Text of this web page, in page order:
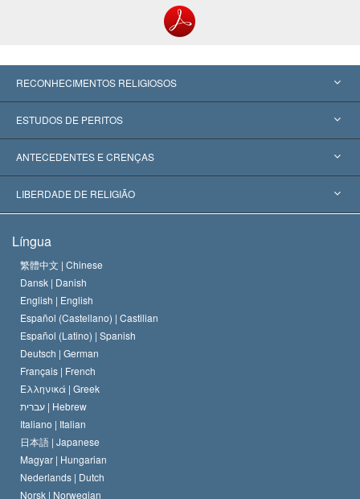
RECONHECIMENTOS RELIGIOSOS
Estados Unidos
Reconhecimentos Mundiais
Decisões Históricas
ESTUDOS DE PERITOS
Apreciações por Categoria
Os Peritos Mais Proeminentes do Mundo
ANTECEDENTES E CRENÇAS
L. Ron Hubbard
O Credo da Igreja de Scientology
O Código de Um Scientologist
David Miscavige
LIBERDADE DE RELIGIÃO
Normas Internacionais de Direitos Humanos
Proclamação sobre Religião
Língua
繁體中文 | Chinese
Dansk | Danish
English | English
Español (Castellano) | Castilian
Español (Latino) | Spanish
Deutsch | German
Français | French
Ελληνικά | Greek
עברית | Hebrew
Italiano | Italian
日本語 | Japanese
Magyar | Hungarian
Nederlands | Dutch
Norsk | Norwegian